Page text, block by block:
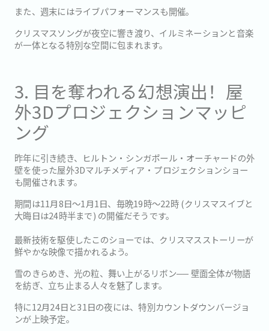
また、週末にはライブパフォーマンスも開催。
クリスマスソングが夜空に響き渡り、イルミネーションと音楽
が一体となる特別な空間に包まれます。
3. 目を奪われる幻想演出！屋
外3Dプロジェクションマッピ
ング
昨年に引き続き、ヒルトン・シンガポール・オーチャードの外
壁を使った屋外3Dマルチメディア・プロジェクションショー
も開催されます。
期間は11月8日〜1月1日、毎晩19時〜22時 (クリスマスイブと
大晦日は24時半まで) の開催だそうです。
最新技術を駆使したこのショーでは、クリスマスストーリーが
鮮やかな映像で描かれるよう。
雪のきらめき、光の粒、舞い上がるリボン── 壁面全体が物語
を紡ぎ、立ち止まる人々を魅了します。
特に12月24日と31日の夜には、特別カウントダウンバージョ
ンが上映予定。